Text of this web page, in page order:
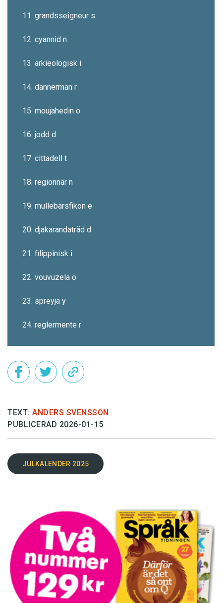
11. grandsseigneur s
12. cyannid n
13. arkieologisk i
14. dannerman r
15. moujahedin o
16. jodd d
17. cittadell t
18. regionnär n
19. mullebärsfikon e
20. djakarandaträd d
21. filippinisk i
22. vouvuzela o
23. spreyja y
24. reglermente r
TEXT: ANDERS SVENSSON
PUBLICERAD 2026-01-15
JULKALENDER 2025